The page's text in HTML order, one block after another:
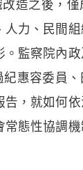
造之後，
力、民間組
。監察院內
惠容委員
告，就如何
常態性協調